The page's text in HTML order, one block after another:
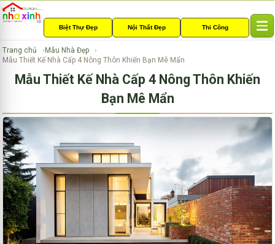
Biệt Thự Đẹp Nội Thất Đẹp Thi Công
l
a
v
i
g
a
t
i
o
n
Trang chủ
Mẫu Nhà Đẹp
Mẫu Thiết Kế Nhà Cấp 4 Nông Thôn Khiến Bạn Mê Mẩn
Mẫu Thiết Kế Nhà Cấp 4 Nông Thôn Khiến
Bạn Mê Mẩn